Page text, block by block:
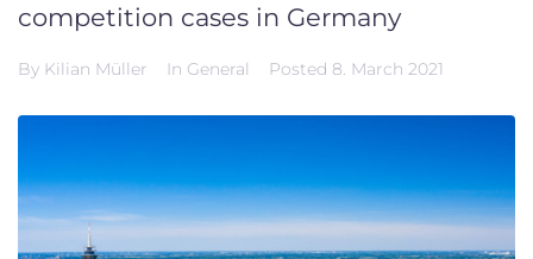
competition cases in Germany
By Kilian Müller In General Posted 8. March 2021